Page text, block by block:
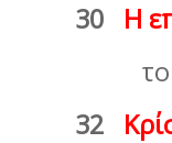
30 Η
του
32